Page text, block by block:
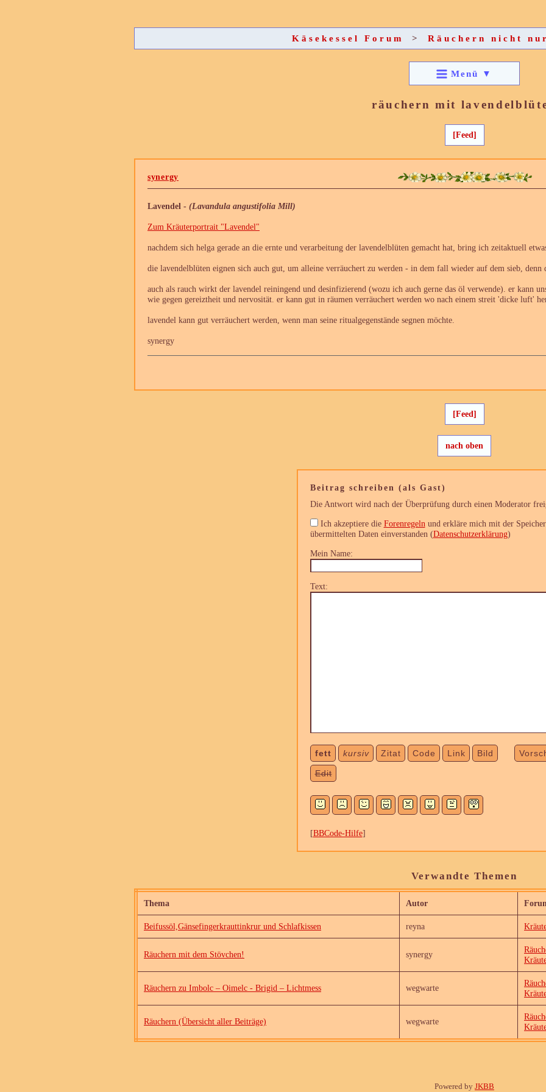
Käsekessel Forum > Räuchern nicht
Menü ▼
räuchern mit
[Feed]
synergy
Lavendel - (Lavandula angustifolia Mill)
Zum Kräuterportrait "Lavendel"
nachdem sich helga gerade an die ernte und verarbeitung der lavendelblüten gemacht hat, bring ich zeitaktuell
die lavendelblüten eignen sich auch gut, um alleine verräuchert zu werden - in dem fall wieder auf dem sieb,
auch als rauch wirkt der lavendel reiningend und desinfizierend (wozu ich auch gerne das öl verwende). er kann
wie gegen gereiztheit und nervosität. er kann gut in räumen verräuchert werden wo nach einem streit 'dicke luft'
lavendel kann gut verräuchert werden, wenn man seine ritualgegenstände segnen möchte.
synergy
[Feed]
nach oben
Beitrag schreiben (als Gast)
Die Antwort wird nach der Überprüfung durch einen Moderator
Ich akzeptiere die Forenregeln und erkläre mich mit der
übermittelten Daten einverstanden (Datenschutzerklärung)
Mein Name:
Text:
fett kursiv Zitat Code Link Bild
Edit
[BBCode-Hilfe]
Verwandte Themen
Thema Autor
Beifussöl,Gänsefingerkrauttinkrur und Schlafkissen reyna
Räuchern mit dem Stövchen! synergy
Räuchern zu Imbolc – Oimelc - Brigid – Lichtmess wegwarte
Räuchern (Übersicht aller Beiträge) wegwarte
Powered by JKBB